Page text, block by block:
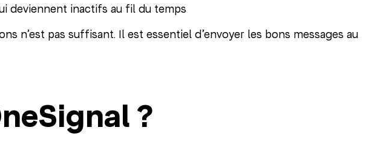
deviennent inactifs au fil du temps
n’est pas suffisant. Il est essentiel d’envoyer les bons messages au
?